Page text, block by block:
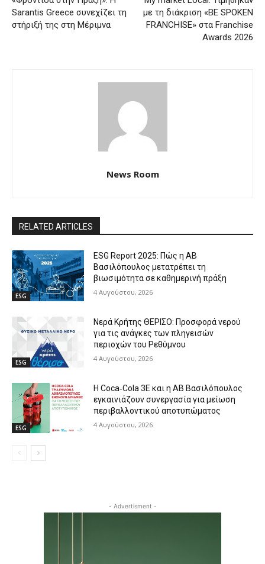
Sarantis Greece συνεχίζει τη
στήριξή της στη Μέριμνα
με τη διάκριση «BE SPOKEN
FRANCHISE» στα Franchise
Awards 2026
News Room
RELATED ARTICLES
ESG
ESG Report 2025: Πώς η ΑΒ
Βασιλόπουλος μετατρέπει τη
βιωσιμότητα σε καθημερινή πράξη
4 Αυγούστου, 2026
ESG
Νερά Κρήτης ΘΕΡΙΣΟ: Προσφορά νερού
για τις ανάγκες των πληγεισών
περιοχών του Ρεθύμνου
4 Αυγούστου, 2026
ESG
Η Coca‑Cola 3E και η ΑΒ Βασιλόπουλος
εγκαινιάζουν συνεργασία για μείωση
περιβαλλοντικού αποτυπώματος
4 Αυγούστου, 2026
- Advertisment -